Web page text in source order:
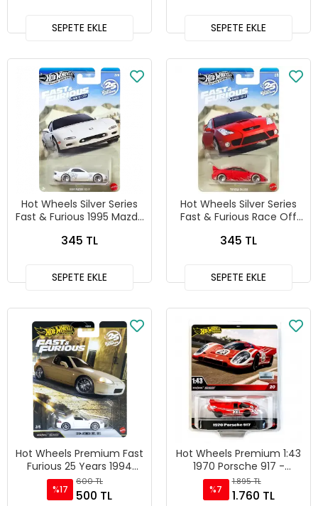
SEPETE EKLE SEPETE EKLE
Hot Wheels Silver Series
Fast & Furious 1995 Mazda
345 TL
SEPETE EKLE
Hot Wheels Silver Series
Fast & Furious Race Off
JKX15
345 TL
SEPETE EKLE
Hot Wheels Premium Fast
Furious 25 Years 1994
Honda DEL SOL - HNW46 -
JHW63
%17
600 TL
500 TL
Hot Wheels Premium 1:43
1970 Porsche 917 -
HWG48
%7
1.895 TL
1.760 TL